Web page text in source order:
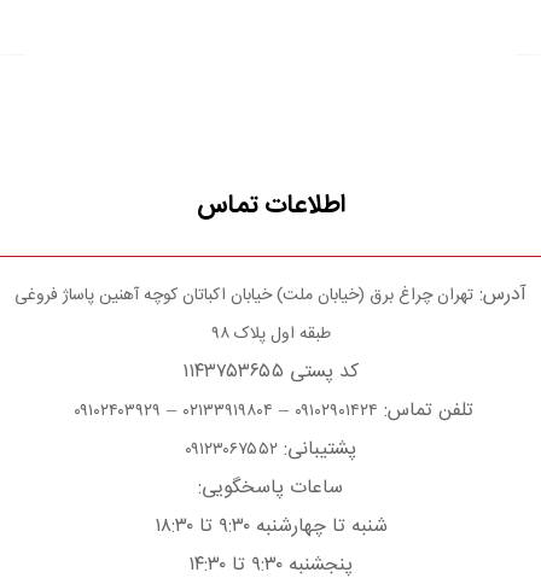
اطلاعات تماس
آدرس: تهران چراغ برق (خیابان ملت) خیابان اکباتان کوچه آهنین پاساژ فروغی
طبقه اول پلاک ۹۸
کد پستی ۱۱۴۳۷۵۳۶۵۵
تلفن تماس: ۰۹۱۰۲۹۰۱۴۲۴ – ۰۲۱۳۳۹۱۹۸۰۴ – ۰۹۱۰۲۴۰۳۹۲۹
پشتیبانی: ۰۹۱۲۳۰۶۷۵۵۲
ساعات پاسخگویی:
شنبه تا چهارشنبه ۹:۳۰ تا ۱۸:۳۰
پنجشنبه ۹:۳۰ تا ۱۴:۳۰